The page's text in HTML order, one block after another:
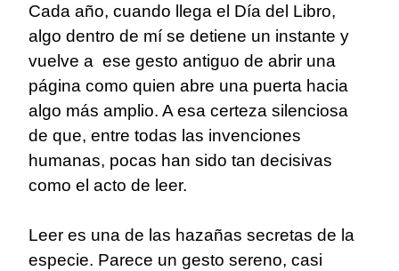
Cada año, cuando llega el Día del Libro,
algo dentro de mí se detiene un instante y
vuelve a ese gesto antiguo de abrir una
página como quien abre una puerta hacia
algo más amplio. A esa certeza silenciosa
de que, entre todas las invenciones
humanas, pocas han sido tan decisivas
como el acto de leer.
Leer es una de las hazañas secretas de la
especie. Parece un gesto sereno, casi